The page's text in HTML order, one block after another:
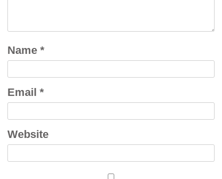
Name *
Email *
Website